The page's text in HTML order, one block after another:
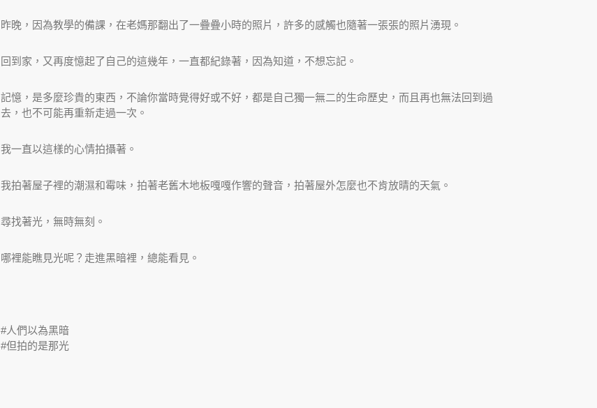
昨晚，因為教學的備課，在老媽那翻出了一疊疊小時的照片，許多的感觸也隨著一張張的照片湧現。
回到家，又再度憶起了自己的這幾年，一直都紀錄著，因為知道，不想忘記。
記憶，是多麼珍貴的東西，不論你當時覺得好或不好，都是自己獨一無二的生命歷史，而且再也無法回到過
去，也不可能再重新走過一次。
我一直以這樣的心情拍攝著。
我拍著屋子裡的潮濕和霉味，拍著老舊木地板嘎嘎作響的聲音，拍著屋外怎麼也不肯放晴的天氣。
尋找著光，無時無刻。
哪裡能瞧見光呢？走進黑暗裡，總能看見。
#人們以為黑暗
#但拍的是那光